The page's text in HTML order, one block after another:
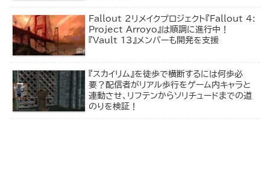
Fallout 2リメイクプロジェクト『Fallout 4:
Project Arroyo』は順調に進行中！
『Vault 13』メンバーも開発を支援
『スカイリム』を徒歩で横断するには何歩必
要？配信者がリアル歩行をゲーム内キャラと
連動させ、リフテンからソリチュードまでの道
のりを検証！